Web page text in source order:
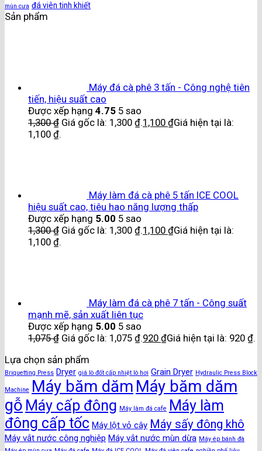
mùn cưa đá viên tinh khiết
Sản phẩm
Máy đá cà phê 3 tấn - Công nghệ tiên
tiến, hiệu suất cao
Được xếp hạng 4.75 5 sao
1,300₫ Giá gốc là: 1,300 ₫.1,100 ₫Giá hiện tại là:
1,100 ₫.
Máy làm đá cà phê 5 tấn ICE COOL
hiệu suất cao, tiêu hao năng lượng thấp
Được xếp hạng 5.00 5 sao
1,300₫ Giá gốc là: 1,300 ₫.1,100 ₫Giá hiện tại là:
1,100 ₫.
Máy làm đá cà phê 7 tấn - Công suất
mạnh mẽ, sản xuất liên tục
Được xếp hạng 5.00 5 sao
1,075₫ Giá gốc là: 1,075 ₫.920 ₫Giá hiện tại là: 920 ₫.
Lựa chọn sản phẩm
Briquetting Press Dryer giá lò đốt cấp nhiệt lò hơi Grain Dryer Hydraulic Press Block
Machine Máy băm dăm Máy băm dăm
gỗ Máy cấp đông Máy làm đá cafe
Máy làm
đông cấp tốc Máy lột vỏ cây Máy sấy đông khô
Máy vắt nước công nghiệp Máy vắt nước mùn dừa Máy ép bánh đà